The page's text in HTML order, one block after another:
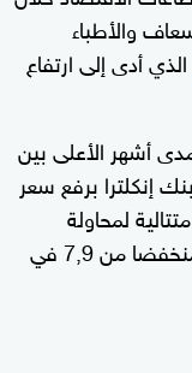
والأطباء
الذي أدى إلى ارتفاع
أشهر الأعلى بين
إنكلترا برفع سعر
لمحاولة
ترويضه. ويبلغ التضخم حاليا 6.8 بالمئة منخفضا من 7,9 في